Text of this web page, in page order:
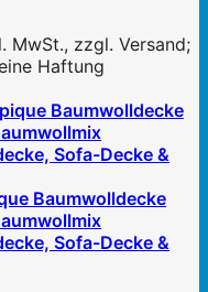
MwSt., zzgl. Versand;
Haftung
Baumwolldecke
Sofa-Decke &